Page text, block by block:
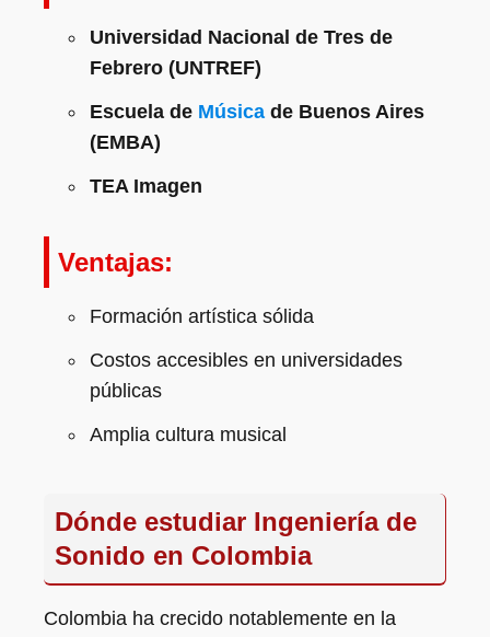
Universidad Nacional de Tres de
Febrero (UNTREF)
Escuela de Música de Buenos Aires
(EMBA)
TEA Imagen
Ventajas:
Formación artística sólida
Costos accesibles en universidades
públicas
Amplia cultura musical
Dónde estudiar Ingeniería de
Sonido en Colombia
Colombia ha crecido notablemente en la